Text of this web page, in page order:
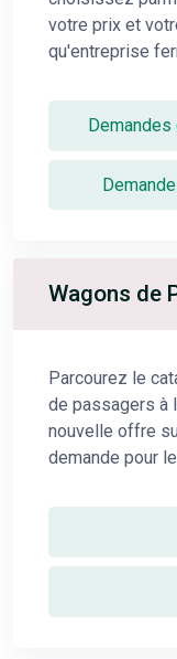
votre prix et
qu'entreprise
Wagons de
Parcourez le
de passagers à
nouvelle offre
demande pour